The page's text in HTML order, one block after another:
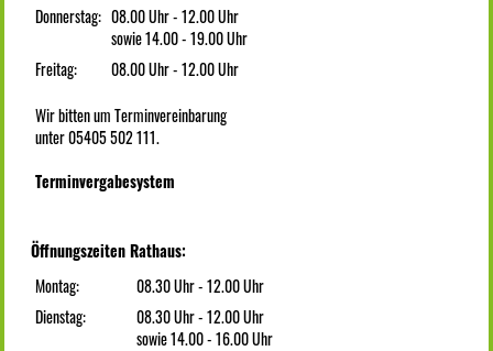
Donnerstag: 08.00 Uhr - 12.00 Uhr
sowie 14.00 - 19.00 Uhr
Freitag:
08.00 Uhr - 12.00 Uhr
Wir bitten um Terminvereinbarung
unter 05405 502 111.
Terminvergabesystem
Öffnungszeiten Rathaus:
Montag:
08.30 Uhr - 12.00 Uhr
Dienstag:
08.30 Uhr - 12.00 Uhr
sowie 14.00 - 16.00 Uhr